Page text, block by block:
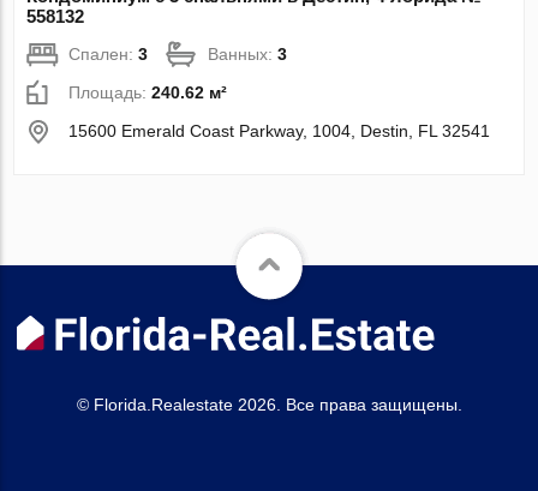
558132
Спален:3 Ванных:3
Площадь:240.62 м²
15600 Emerald Coast Parkway, 1004, Destin, FL 32541
© Florida.Realestate 2026. Все права защищены.